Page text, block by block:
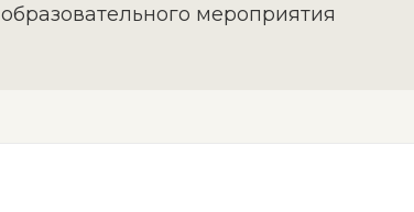
образовательного мероприятия